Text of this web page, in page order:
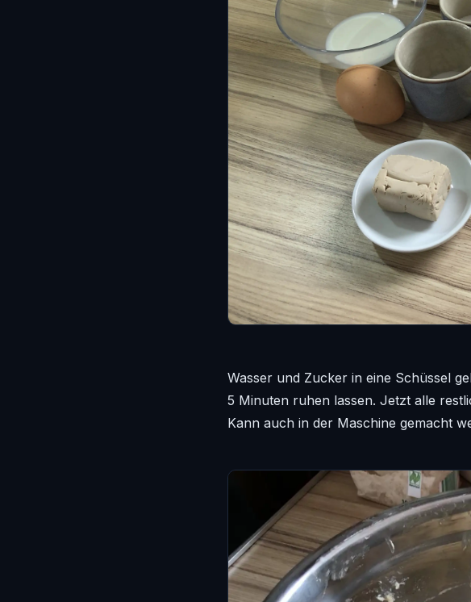
Wasser und Zucker in eine Schüssel
5 Minuten ruhen lassen. Jetzt alle
Kann auch in der Maschine gemacht